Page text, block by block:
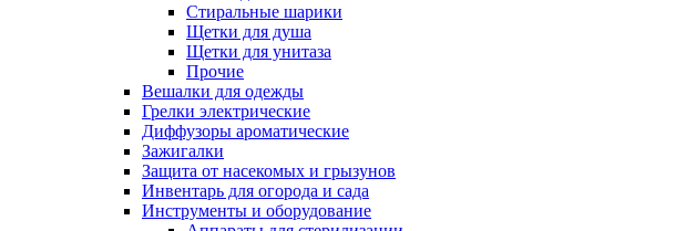
Стиральные шарики
Щетки для душа
Щетки для унитаза
Прочие
Вешалки для одежды
Грелки электрические
Диффузоры ароматические
Зажигалки
Защита от насекомых и грызунов
Инвентарь для огорода и сада
Инструменты и оборудование